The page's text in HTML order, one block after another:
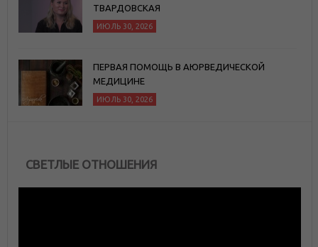
ТВАРДОВСКАЯ
ИЮЛЬ 30, 2026
ПЕРВАЯ ПОМОЩЬ В АЮРВЕДИЧЕСКОЙ
МЕДИЦИНЕ
ИЮЛЬ 30, 2026
СВЕТЛЫЕ ОТНОШЕНИЯ